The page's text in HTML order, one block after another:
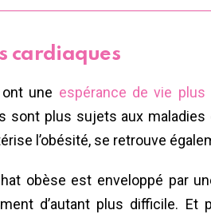
cardiaques
une espérance de vie plus
sont plus sujets aux
l’obésité, se retrouve
obèse est enveloppé par
d’autant plus difficile. Et